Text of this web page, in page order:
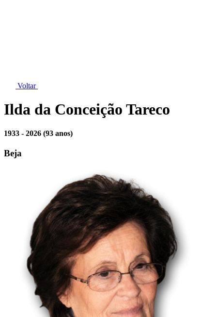
Voltar
Ilda da Conceição Tareco
1933 - 2026 (93 anos)
Beja